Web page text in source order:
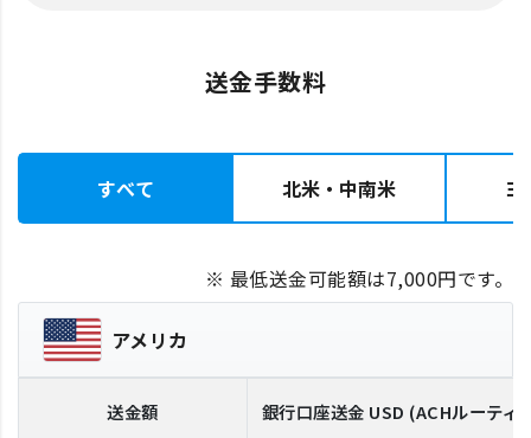
送金手数料
すべて 北米・中南米 ヨ
※ 最低送金可能額は7,000円です。
アメリカ
送金額 銀行口座送金 USD (ACHルーティ